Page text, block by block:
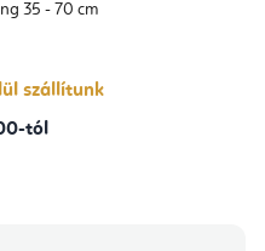
35 - 70 cm
szállítunk
tól